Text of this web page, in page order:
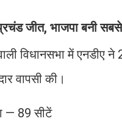
जीत, भाजपा बनी सबसे
विधानसभा में एनडीए
वापसी की।
— 89 सीटें